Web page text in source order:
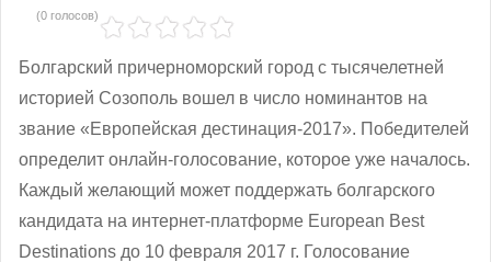
(0 голосов)
Болгарский причерноморский город с тысячелетней
историей Созополь вошел в число номинантов на
звание «Европейская дестинация-2017». Победителей
определит онлайн-голосование, которое уже началось.
Каждый желающий может поддержать болгарского
кандидата на интернет-платформе European Best
Destinations до 10 февраля 2017 г. Голосование